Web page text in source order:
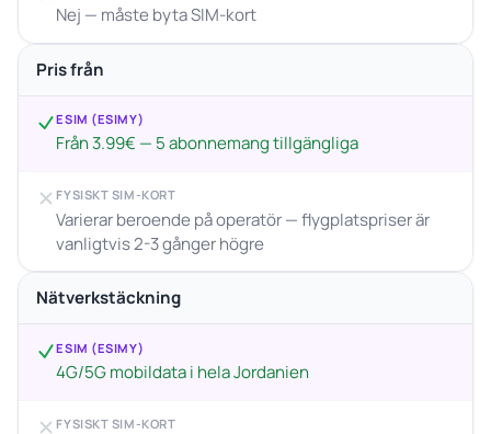
Nej — måste byta SIM-kort
Pris från
ESIM (ESIMY)
Från 3.99€ — 5 abonnemang tillgängliga
FYSISKT SIM-KORT
Varierar beroende på operatör — flygplatspriser är
vanligtvis 2-3 gånger högre
Nätverkstäckning
ESIM (ESIMY)
4G/5G mobildata i hela Jordanien
FYSISKT SIM-KORT